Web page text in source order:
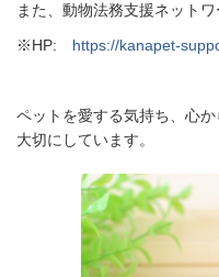
また、動物法務支援ネット
※HP: https://kanapet-
ペットを愛する気持ち、心
大切にしています。